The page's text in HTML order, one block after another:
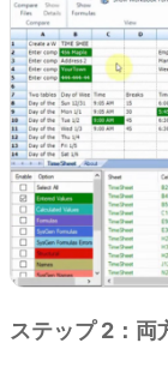
ステップ 2：両